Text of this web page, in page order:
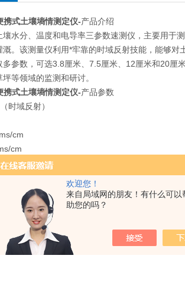
欢迎您！
来自局域网的朋友！有什么可以
助您的吗？
携式土壤墒情测定仪-产品介绍
壤水分、温度和电导率三参数速测仪，主要用于
溉。该测量仪利用*牢靠的时域反射技能，能够
多参数，可选3.8厘米、7.5厘米、12厘米和20厘
等领域的监测和研讨。
携式土壤墒情测定仪-产品参数
时域反射）
cm
cm
（体积含水量）
EC< 2mS/cm)